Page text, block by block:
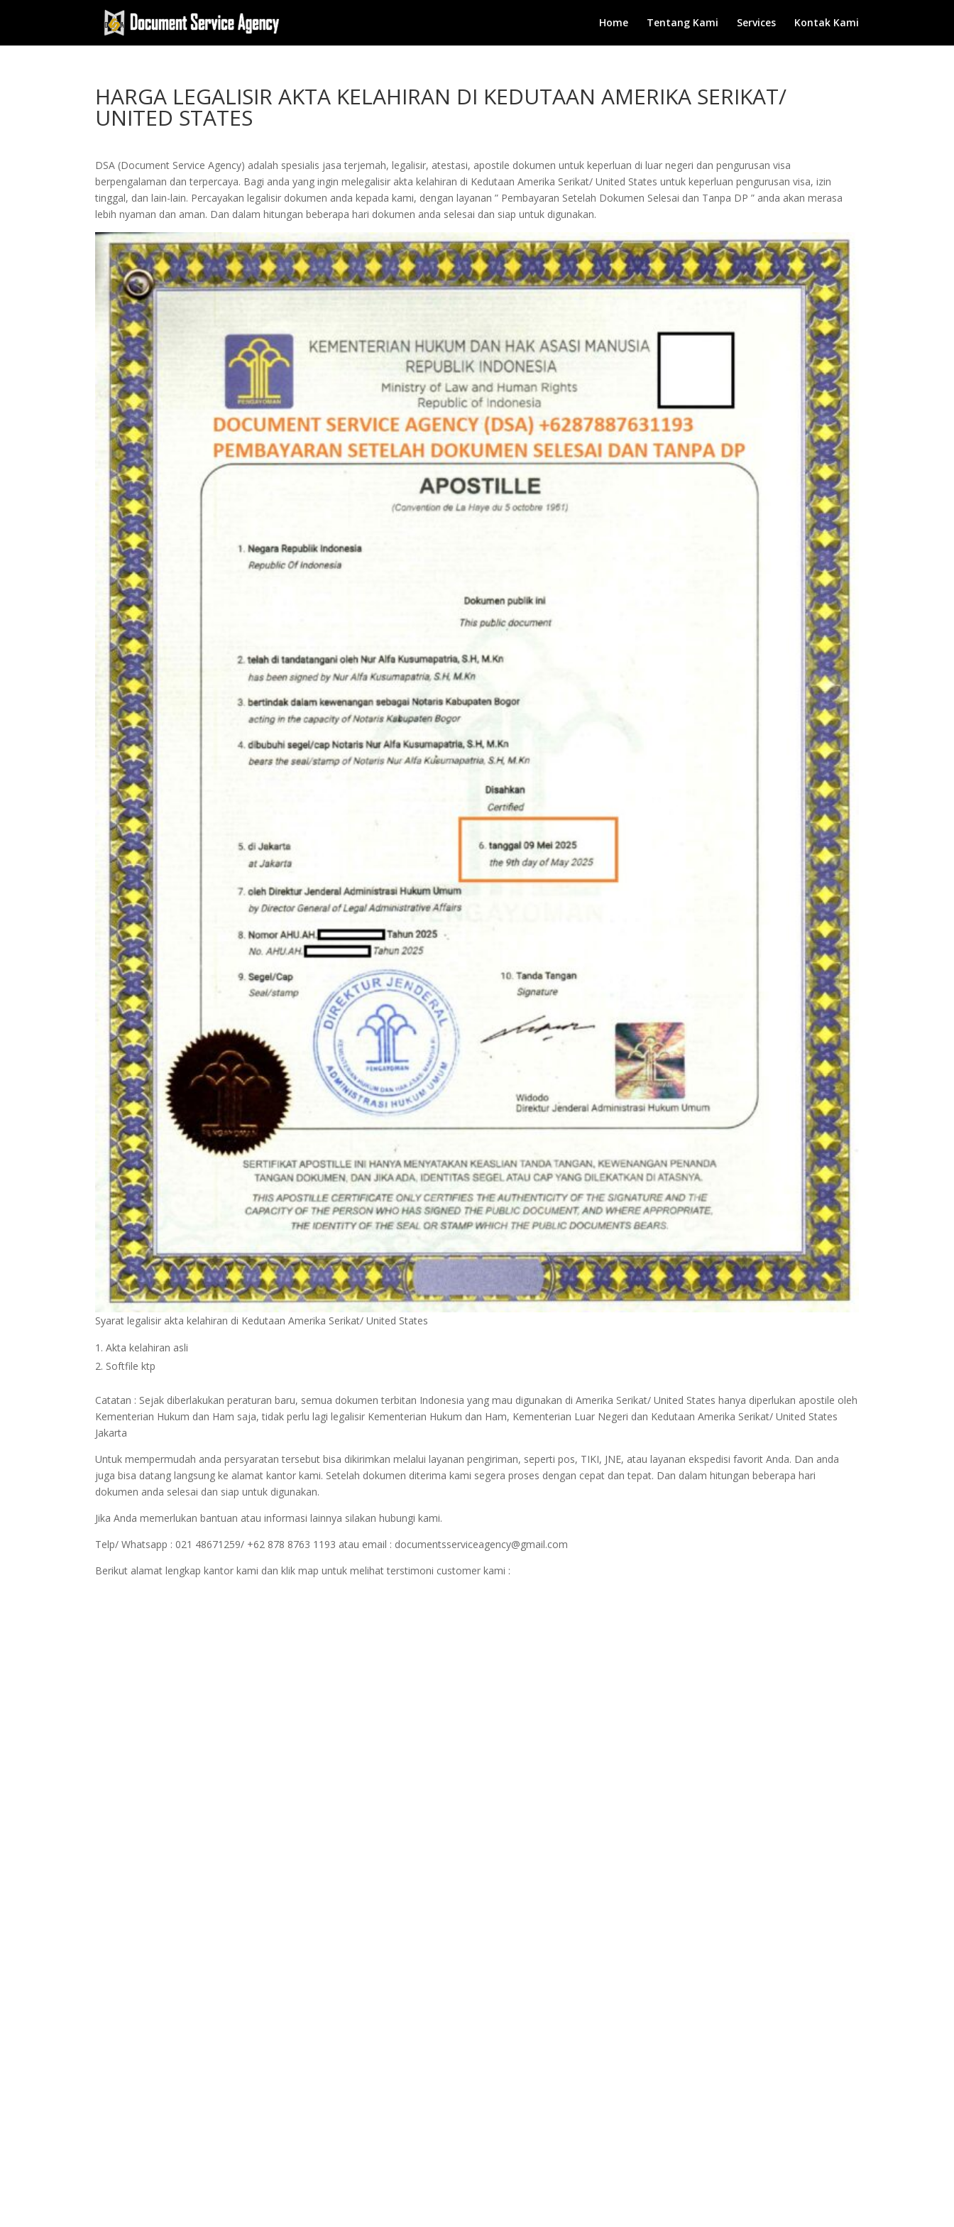
Home Tentang Kami Services Kontak Kami
HARGA LEGALISIR AKTA KELAHIRAN DI KEDUTAAN AMERIKA SERIKAT/
UNITED STATES
DSA (Document Service Agency) adalah spesialis jasa terjemah, legalisir, atestasi, apostile dokumen untuk keperluan di luar negeri dan pengurusan visa
berpengalaman dan terpercaya. Bagi anda yang ingin melegalisir akta kelahiran di Kedutaan Amerika Serikat/ United States untuk keperluan pengurusan visa, izin
tinggal, dan lain-lain. Percayakan legalisir dokumen anda kepada kami, dengan layanan ” Pembayaran Setelah Dokumen Selesai dan Tanpa DP ” anda akan merasa
lebih nyaman dan aman. Dan dalam hitungan beberapa hari dokumen anda selesai dan siap untuk digunakan.
Syarat legalisir akta kelahiran di Kedutaan Amerika Serikat/ United States
Akta kelahiran asli
Softfile ktp
Catatan : Sejak diberlakukan peraturan baru, semua dokumen terbitan Indonesia yang mau digunakan di Amerika Serikat/ United States hanya diperlukan apostile oleh
Kementerian Hukum dan Ham saja, tidak perlu lagi legalisir Kementerian Hukum dan Ham, Kementerian Luar Negeri dan Kedutaan Amerika Serikat/ United States
Jakarta
Untuk mempermudah anda persyaratan tersebut bisa dikirimkan melalui layanan pengiriman, seperti pos, TIKI, JNE, atau layanan ekspedisi favorit Anda. Dan anda
juga bisa datang langsung ke alamat kantor kami. Setelah dokumen diterima kami segera proses dengan cepat dan tepat. Dan dalam hitungan beberapa hari
dokumen anda selesai dan siap untuk digunakan.
Jika Anda memerlukan bantuan atau informasi lainnya silakan hubungi kami.
Telp/ Whatsapp : 021 48671259/ +62 878 8763 1193 atau email : documentsserviceagency@gmail.com
Berikut alamat lengkap kantor kami dan klik map untuk melihat terstimoni customer kami :